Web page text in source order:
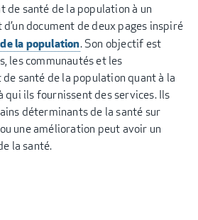
de santé de la population à un
d’un document de deux pages inspiré
la population. Son objectif est
les communautés et les
santé de la population quant à la
qui ils fournissent des services. Ils
déterminants de la santé sur
une amélioration peut avoir un
la santé.